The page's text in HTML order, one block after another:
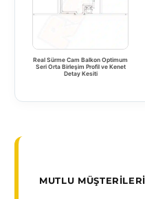
Real Sürme Cam Balkon Optimum
Seri Orta Birleşim Profil ve Kenet
Detay Kesiti
MUTLU